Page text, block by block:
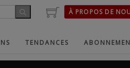
À PROPOS DE
TENDANCES